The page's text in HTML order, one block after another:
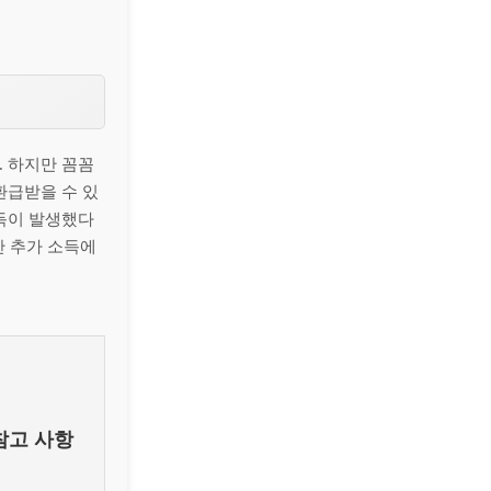
하지만 꼼꼼
급받을 수 있
이 발생했다
추가 소득에
고 사항